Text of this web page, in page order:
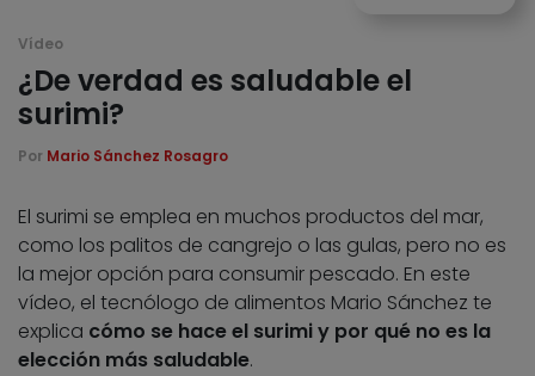
Vídeo
¿De verdad es saludable el
surimi?
Por Mario Sánchez Rosagro
El surimi se emplea en muchos productos del mar,
como los palitos de cangrejo o las gulas, pero no es
la mejor opción para consumir pescado. En este
vídeo, el tecnólogo de alimentos Mario Sánchez te
explica cómo se hace el surimi y por qué no es la
elección más saludable.